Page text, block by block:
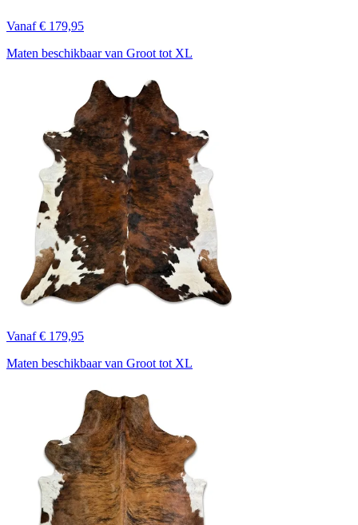
Vanaf € 179,95
Maten beschikbaar van Groot tot XL
Vanaf € 179,95
Maten beschikbaar van Groot tot XL